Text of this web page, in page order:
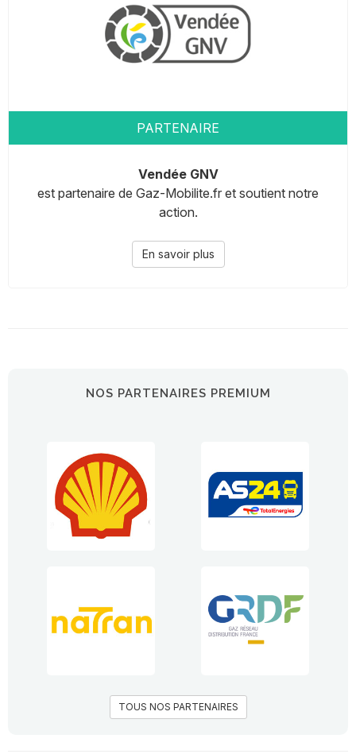
PARTENAIRE
Vendée GNV
est partenaire de Gaz-Mobilite.fr et soutient notre
action.
En savoir plus
NOS PARTENAIRES PREMIUM
TOUS NOS PARTENAIRES